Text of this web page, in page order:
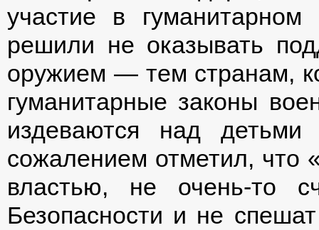
участие в
решили не оказывать
оружием — тем странам,
гуманитарные законы
издеваются над
сожалением отметил,
властью, не очень-то
Безопасности и не